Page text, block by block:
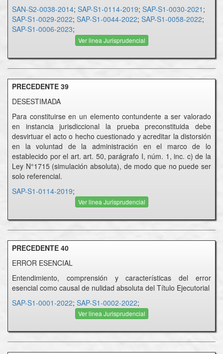
SAN-S2-0038-2014; SAP-S1-0114-2019; SAP-S1-0030-2021 ;
SAP-S1-0029-2022; SAP-S1-0044-2022; SAP-S1-0058-2022;
SAP-S1-0006-2023;
Ver linea Jurisprudencial
PRECEDENTE 39
DESESTIMADA
Para constituirse en un elemento contundente a ser valorado
en instancia jurisdiccional la prueba preconstituida debe
desvirtuar el acto o hecho cuestionado y acreditar la distorsión
en la voluntad de la administración en el marco de lo
establecido por el art. art. 50, parágrafo I, núm. 1, inc. c) de la
Ley N°1715 (simulación absoluta), de modo que no puede ser
solo referencial.
SAP-S1-0114-2019;
Ver linea Jurisprudencial
PRECEDENTE 40
ERROR ESENCIAL
Entendimiento, comprensión y características del error
esencial como causal de nulidad absoluta del Título Ejecutorial
SAP-S1-0001-2022; SAP-S1-0002-2022;
Ver linea Jurisprudencial